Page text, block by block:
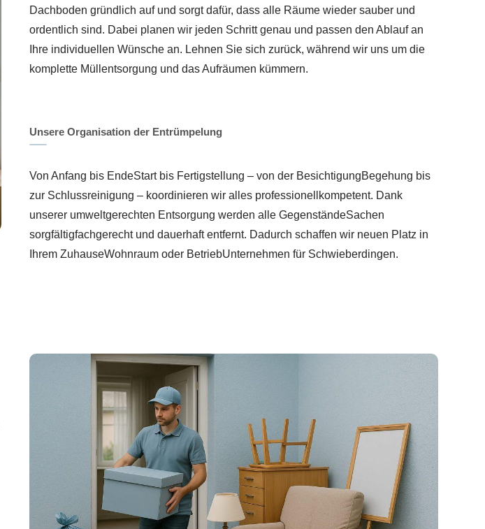
Dachboden gründlich auf und sorgt dafür, dass alle Räume wieder sauber und
ordentlich sind. Dabei planen wir jeden Schritt genau und passen den Ablauf an
Ihre individuellen Wünsche an. Lehnen Sie sich zurück, während wir uns um die
komplette Müllentsorgung und das Aufräumen kümmern.
Unsere Organisation der Entrümpelung
Von Anfang bis EndeStart bis Fertigstellung – von der BesichtigungBegehung bis
zur Schlussreinigung – koordinieren wir alles professionellkompetent. Dank
unserer umweltgerechten Entsorgung werden alle GegenständeSachen
sorgfältigfachgerecht und dauerhaft entfernt. Dadurch schaffen wir neuen Platz in
Ihrem ZuhauseWohnraum oder BetriebUnternehmen für Schwieberdingen.